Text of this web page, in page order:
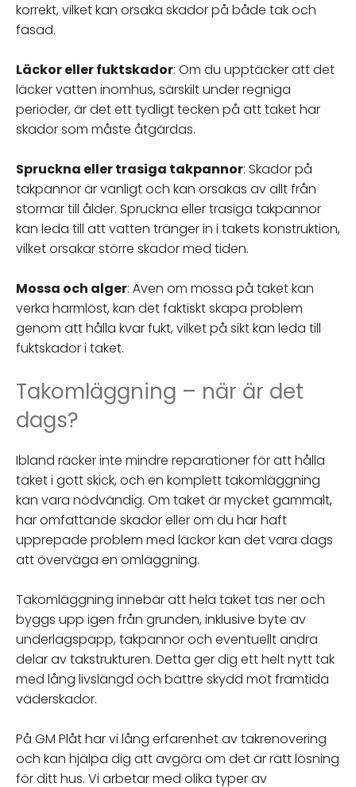
korrekt, vilket kan orsaka skador på både tak och
fasad.
Läckor eller fuktskador: Om du upptäcker att det
läcker vatten inomhus, särskilt under regniga
perioder, är det ett tydligt tecken på att taket har
skador som måste åtgärdas.
Spruckna eller trasiga takpannor: Skador på
takpannor är vanligt och kan orsakas av allt från
stormar till ålder. Spruckna eller trasiga takpannor
kan leda till att vatten tränger in i takets konstruktion,
vilket orsakar större skador med tiden.
Mossa och alger: Även om mossa på taket kan
verka harmlöst, kan det faktiskt skapa problem
genom att hålla kvar fukt, vilket på sikt kan leda till
fuktskador i taket.
Takomläggning – när är det
dags?
Ibland räcker inte mindre reparationer för att hålla
taket i gott skick, och en komplett takomläggning
kan vara nödvändig. Om taket är mycket gammalt,
har omfattande skador eller om du har haft
upprepade problem med läckor kan det vara dags
att överväga en omläggning.
Takomläggning innebär att hela taket tas ner och
byggs upp igen från grunden, inklusive byte av
underlagspapp, takpannor och eventuellt andra
delar av takstrukturen. Detta ger dig ett helt nytt tak
med lång livslängd och bättre skydd mot framtida
väderskador.
På GM Plåt har vi lång erfarenhet av takrenovering
och kan hjälpa dig att avgöra om det är rätt lösning
för ditt hus. Vi arbetar med olika typer av